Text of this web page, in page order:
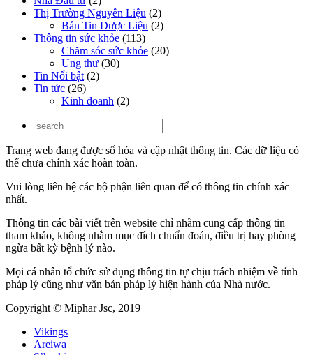
Thị Trường Nguyên Liệu (2)
Bản Tin Dược Liệu (2)
Thông tin sức khỏe (113)
Chăm sóc sức khỏe (20)
Ung thư (30)
Tin Nổi bật (2)
Tin tức (26)
Kinh doanh (2)
Trang web đang được số hóa và cập nhật thông tin. Các dữ liệu có
thể chưa chính xác hoàn toàn.
Vui lòng liên hệ các bộ phận liên quan để có thông tin chính xác
nhất.
Thông tin các bài viết trên website chỉ nhằm cung cấp thông tin
tham khảo, không nhằm mục đích chuẩn đoán, điều trị hay phòng
ngừa bất kỳ bệnh lý nào.
Mọi cá nhân tổ chức sử dụng thông tin tự chịu trách nhiệm về tính
pháp lý cũng như văn bản pháp lý hiện hành của Nhà nước.
Copyright © Miphar Jsc, 2019
Vikings
Areiwa